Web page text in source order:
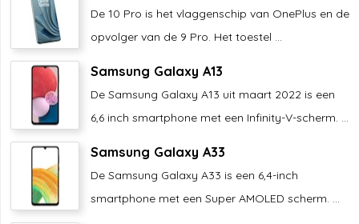
De 10 Pro is het vlaggenschip van OnePlus en de
opvolger van de 9 Pro. Het toestel ...
Samsung Galaxy A13
De Samsung Galaxy A13 uit maart 2022 is een
6,6 inch smartphone met een Infinity-V-scherm. ...
Samsung Galaxy A33
De Samsung Galaxy A33 is een 6,4-inch
smartphone met een Super AMOLED scherm. ...